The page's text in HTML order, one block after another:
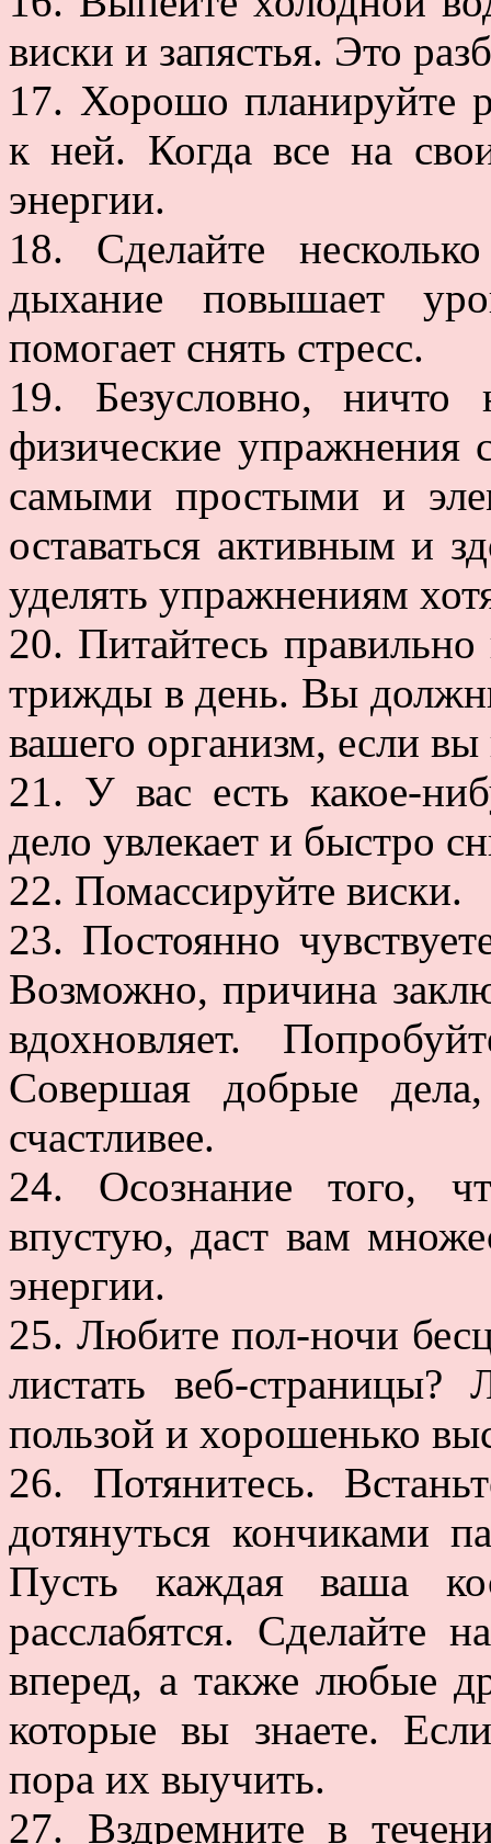
виски и запястья. Это
17. Хорошо планируйте
к ней. Когда все на
энергии.
18. Сделайте
дыхание повышает
помогает снять стресс.
19. Безусловно,
физические упражнения
самыми простыми и
оставаться активным и
уделять упражнениям
20. Питайтесь
трижды в день. Вы
вашего организм, если
21. У вас есть какое-
дело увлекает и быстро
22. Помассируйте виски.
23. Постоянно
Возможно, причина
вдохновляет.
Совершая добрые
счастливее.
24. Осознание того,
впустую, даст вам
энергии.
25. Любите пол-ночи
листать веб-
пользой и хорошенько
26. Потянитесь.
дотянуться кончиками
Пусть каждая ваша
расслабятся. Сделайте
вперед, а также любые
которые вы знаете.
пора их выучить.
27. Вздремните в